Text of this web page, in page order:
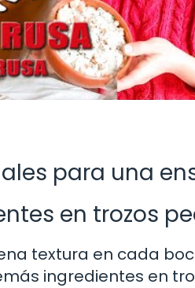
para una
en trozos
textura en cada
ingredientes en